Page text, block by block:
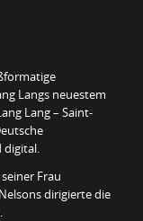
Langs neuestem
Lang – Saint-
digital.
Frau
dirigierte die